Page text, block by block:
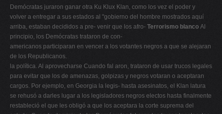
Demócratas juraron ganar otra Ku Klux Klan, como los vez el poder y
volver a entregar a sus estados al "gobierno del hombre mostrados aquí
arriba, estaban decididos a pre- venir que los afro- Terrorismo blanco Al
principio, los Demócratas trataron de con-
americanos participaran en vencer a los votantes negros a que se alejaran
de los Republicanos.
la política. Al aprovecharse Cuando fal aron, trataron de usar trucos legales
para evitar que los de amenazas, golpizas y negros votaran o aceptaran
cargos. Por ejemplo, en Georgia la legis- hasta asesinatos, el Klan latura
se rehusó a darles lugar a los legisladores negros electos hasta finalmente
restableció el que les obligó a que los aceptara la corte suprema del